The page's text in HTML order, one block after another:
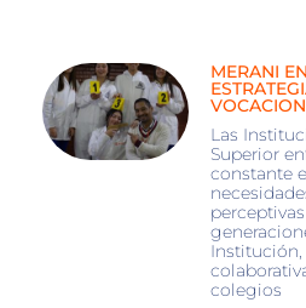
MERANI
Las
Superior
constante
Institución,
colegios